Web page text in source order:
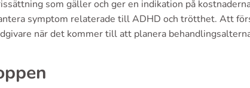
som gäller och ger en indikation på
symptom relaterade till ADHD och trötthet. Att
när det kommer till att planera